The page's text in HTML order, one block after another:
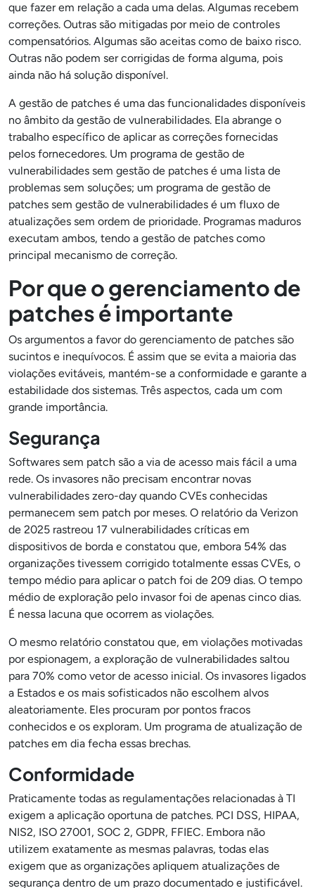
que fazer em relação a cada uma delas. Algumas recebem
correções. Outras são mitigadas por meio de controles
compensatórios. Algumas são aceitas como de baixo risco.
Outras não podem ser corrigidas de forma alguma, pois
ainda não há solução disponível.
A gestão de patches é uma das funcionalidades disponíveis
no âmbito da gestão de vulnerabilidades. Ela abrange o
trabalho específico de aplicar as correções fornecidas
pelos fornecedores. Um programa de gestão de
vulnerabilidades sem gestão de patches é uma lista de
problemas sem soluções; um programa de gestão de
patches sem gestão de vulnerabilidades é um fluxo de
atualizações sem ordem de prioridade. Programas maduros
executam ambos, tendo a gestão de patches como
principal mecanismo de correção.
Por que o gerenciamento de
patches é importante
Os argumentos a favor do gerenciamento de patches são
sucintos e inequívocos. É assim que se evita a maioria das
violações evitáveis, mantém-se a conformidade e garante a
estabilidade dos sistemas. Três aspectos, cada um com
grande importância.
Segurança
Softwares sem patch são a via de acesso mais fácil a uma
rede. Os invasores não precisam encontrar novas
vulnerabilidades zero-day quando CVEs conhecidas
permanecem sem patch por meses. O relatório da Verizon
de 2025 rastreou 17 vulnerabilidades críticas em
dispositivos de borda e constatou que, embora 54% das
organizações tivessem corrigido totalmente essas CVEs, o
tempo médio para aplicar o patch foi de 209 dias. O tempo
médio de exploração pelo invasor foi de apenas cinco dias.
É nessa lacuna que ocorrem as violações.
O mesmo relatório constatou que, em violações motivadas
por espionagem, a exploração de vulnerabilidades saltou
para 70% como vetor de acesso inicial. Os invasores ligados
a Estados e os mais sofisticados não escolhem alvos
aleatoriamente. Eles procuram por pontos fracos
conhecidos e os exploram. Um programa de atualização de
patches em dia fecha essas brechas.
Conformidade
Praticamente todas as regulamentações relacionadas à TI
exigem a aplicação oportuna de patches. PCI DSS, HIPAA,
NIS2, ISO 27001, SOC 2, GDPR, FFIEC. Embora não
utilizem exatamente as mesmas palavras, todas elas
exigem que as organizações apliquem atualizações de
segurança dentro de um prazo documentado e justificável.